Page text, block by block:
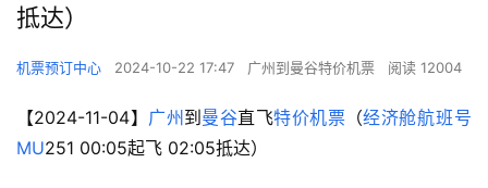
抵达）
机票预订中心 2024-10-22 17:47 广州到曼谷特价机票 阅读 12004
【2024-11-04】 广州 到 曼谷直飞特价机票 （经济舱航班号
MU251 00:05起飞 02:05抵达）